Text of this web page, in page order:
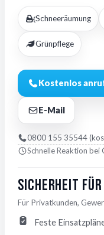
Schneeräumung
Grünpflege
Kostenlos
E-Mail
0800 155 35544
Schnelle Reaktion bei
Sicherheit für
Für Privatkunden,
Feste